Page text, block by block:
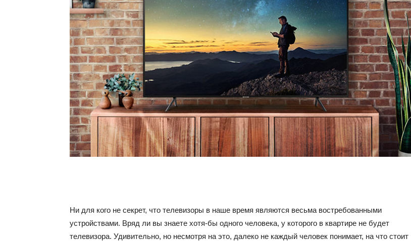
Ни для кого не секрет, что телевизоры в наше время являются весьма востребованными
устройствами. Вряд ли вы знаете хотя-бы одного человека, у которого в квартире не будет
телевизора. Удивительно, но несмотря на это, далеко не каждый человек понимает, на что стоит